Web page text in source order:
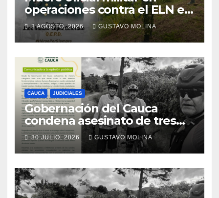
operaciones contra el ELN en
el sur del Cauca
3 AGOSTO, 2026 GUSTAVO MOLINA
CAUCA JUDICIALES
Gobernación del Cauca
condena asesinato de tres
ciudadanos y exige medidas
urgentes al Gobierno
Nacional
30 JULIO, 2026 GUSTAVO MOLINA